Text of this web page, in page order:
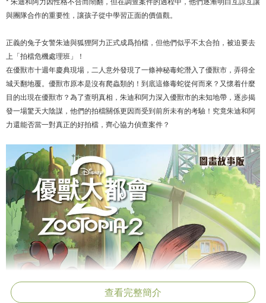
與團隊合作的重要性，讓孩子從中學習正面的價值觀。
正義的兔子女警朱迪與狐狸阿力正式成爲拍檔，但他們似乎不太合拍，被迫要去
上「拍檔危機處理班」！
在優獸市十週年慶典現場，二人意外發現了一條神秘毒蛇潛入了優獸市，弄得全
城天翻地覆。優獸市原本是沒有爬蟲類的！到底這條毒蛇從何而來？又懷着什麼
目的出現在優獸市？為了查明真相，朱迪和阿力深入優獸市的未知地帶，逐步揭
發一場驚天大陰謀，他們的拍檔關係更因而受到前所未有的考驗！究竟朱迪和阿
力還能否當一對真正的好拍檔，齊心協力偵查案件？
查看完整簡介